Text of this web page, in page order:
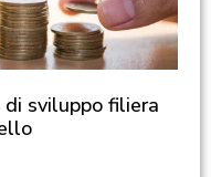
sviluppo filiera